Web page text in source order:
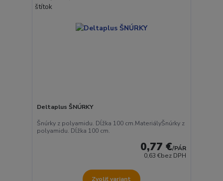
Deltaplus ŠNÚRKY
Šnúrky z polyamidu. Dĺžka 100 cm.MateriályŠnúrky z
polyamidu. Dĺžka 100 cm.
0,77 €/PÁR
0,63 €bez DPH
Zvoliť variant